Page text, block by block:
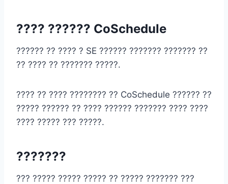
???? ?????? CoSchedule
?????? ?? ???? ? SE ?????? ??????? ??????? ??
?? ???? ?? ??????? ?????.
???? ?? ???? ???????? ?? CoSchedule ?????? ??
????? ?????? ?? ???? ?????? ??????? ???? ????
???? ????? ??? ?????.
???????
??? ????? ????? ????? ?? ????? ??????? ???